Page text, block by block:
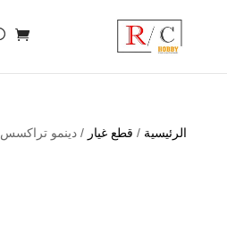
الرئيسية / قطع غيار / دينمو تراكسس